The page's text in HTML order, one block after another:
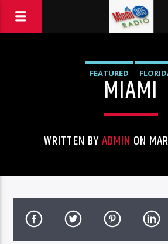
FEATURED
MIAMI
WRITTEN BYADMIN ON